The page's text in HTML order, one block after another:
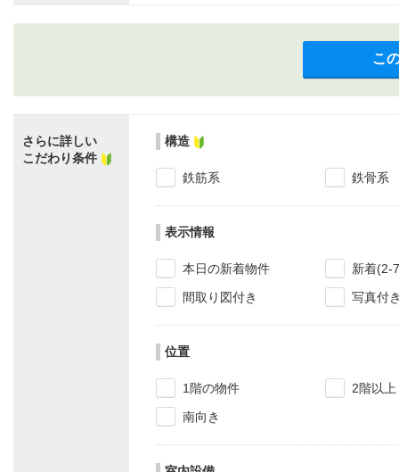
こ
さらに詳しい
こだわり条件
構造
鉄筋系 鉄骨系
表示情報
本日の新着物件
新着(2-
間取り図付き
写真付
位置
1階の物件
2階以上
南向き